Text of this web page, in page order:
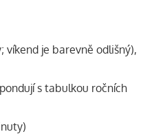
víkend je barevně odlišný),
s tabulkou ročních